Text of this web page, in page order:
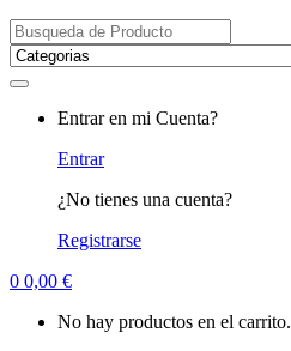
Buscar:
Entrar en mi Cuenta?
Entrar
¿No tienes una cuenta?
Registrarse
0 0,00 €
No hay productos en el carrito.